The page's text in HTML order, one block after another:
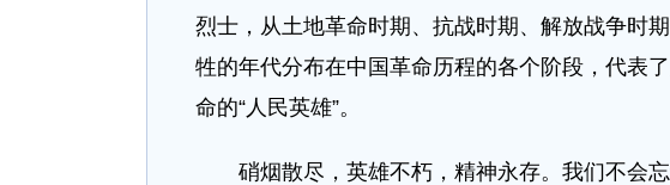
烈士，从土地革命时期、抗战时期、解放战争时
牲的年代分布在中国革命历程的各个阶段，代表
命的“人民英雄”。
硝烟散尽，英雄不朽，精神永存。我们不会忘